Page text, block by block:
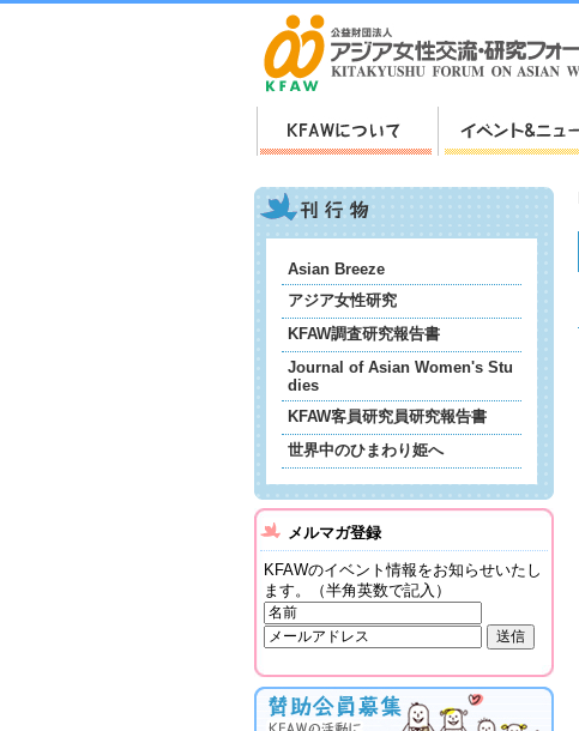
Asian Breeze
アジア女性研究
KFAW調査研究報告書
Journal of Asian Women's Stu
dies
KFAW客員研究員研究報告書
世界中のひまわり姫へ
メルマガ登録
KFAWのイベント情報をお知らせいたし
ます。（半角英数で記入）